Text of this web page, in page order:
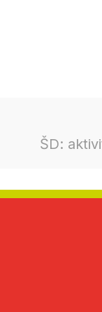
ŠD: